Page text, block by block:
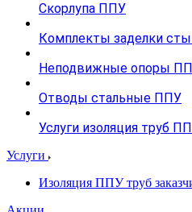
Скорлупа ППУ
Комплекты заделки
Неподвижные опоры
Отводы стальные ППУ
Услуги изоляция труб
Услуги
Изоляция ППУ труб